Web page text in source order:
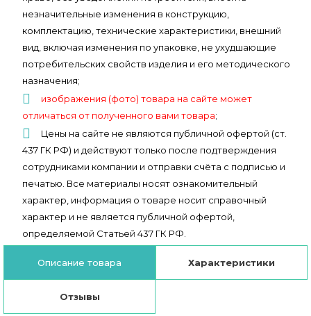
незначительные изменения в конструкцию,
комплектацию, технические характеристики, внешний
вид, включая изменения по упаковке, не ухудшающие
потребительских свойств изделия и его методического
назначения;
изображения (фото) товара на сайте может
отличаться от полученного вами товара;
Цены на сайте не являются публичной офертой (ст.
437 ГК РФ) и действуют только после подтверждения
сотрудниками компании и отправки счёта с подписью и
печатью. Все материалы носят ознакомительный
характер, информация о товаре носит справочный
характер и не является публичной офертой,
определяемой Статьей 437 ГК РФ.
Описание товара Характеристики
Отзывы